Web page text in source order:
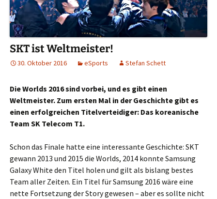
SKT ist Weltmeister!
30. Oktober 2016 eSports Stefan Schett
Die Worlds 2016 sind vorbei, und es gibt einen
Weltmeister. Zum ersten Mal in der Geschichte gibt es
einen erfolgreichen Titelverteidiger: Das koreanische
Team SK Telecom T1.
Schon das Finale hatte eine interessante Geschichte: SKT
gewann 2013 und 2015 die Worlds, 2014 konnte Samsung
Galaxy White den Titel holen und gilt als bislang bestes
Team aller Zeiten. Ein Titel für Samsung 2016 wäre eine
nette Fortsetzung der Story gewesen – aber es sollte nicht